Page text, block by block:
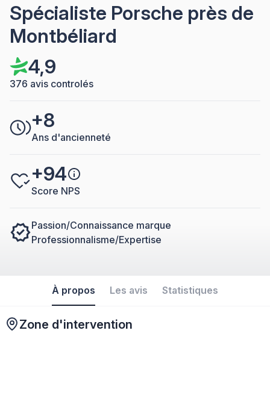
Spécialiste Porsche près de
Montbéliard
4,9
376 avis controlés
+8
Ans d'ancienneté
+94
Score NPS
Passion/Connaissance marque
Professionnalisme/Expertise
À propos Les avis Statistiques
Zone d'intervention